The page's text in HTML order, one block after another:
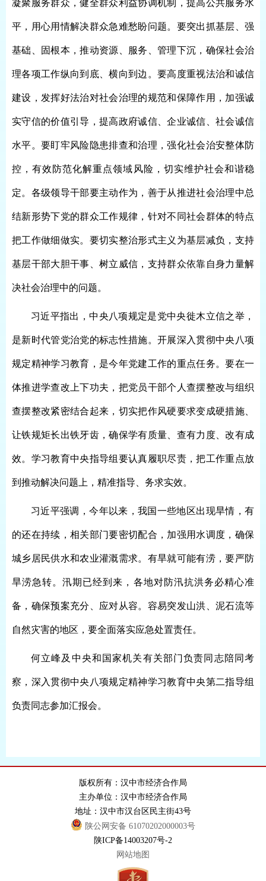
凝聚服务群众，健全群众利益协调机制，提高公共服务水
平，用心用情解决群众急难愁盼问题。要突出抓基层、强
基础、固根本，推动资源、服务、管理下沉，确保社会治
理各项工作纵向到底、横向到边。要高度重视法治和诚信
建设，发挥好法治对社会治理的规范和保障作用，加强诚
实守信的价值引导，提高政府诚信、企业诚信、社会诚信
水平。要盯牢风险隐患排查和治理，强化社会治安整体防
控，有效防范化解重点领域风险，切实维护社会和谐稳
定。各级领导干部要主动作为，善于从推进社会治理中总
结新形势下党的群众工作规律，针对不同社会群体的特点
把工作做细做实。要切实整治形式主义为基层减负，支持
基层干部大胆干事、树立威信，支持群众依靠自身力量解
决社会治理中的问题。
习近平指出，中央八项规定是党中央徙木立信之举，
是新时代管党治党的标志性措施。开展深入贯彻中央八项
规定精神学习教育，是今年党建工作的重点任务。要在一
体推进学查改上下功夫，把党员干部个人查摆整改与组织
查摆整改紧密结合起来，切实把作风硬要求变成硬措施、
让铁规矩长出铁牙齿，确保学有质量、查有力度、改有成
效。学习教育中央指导组要认真履职尽责，把工作重点放
到推动解决问题上，精准指导、务求实效。
习近平强调，今年以来，我国一些地区出现旱情，有
的还在持续，相关部门要密切配合，加强用水调度，确保
城乡居民供水和农业灌溉需求。有旱就可能有涝，要严防
旱涝急转。汛期已经到来，各地对防汛抗洪务必精心准
备，确保预案充分、应对从容。容易突发山洪、泥石流等
自然灾害的地区，要全面落实应急处置责任。
何立峰及中央和国家机关有关部门负责同志陪同考
察，深入贯彻中央八项规定精神学习教育中央第二指导组
负责同志参加汇报会。
版权所有：汉中市经济合作局
主办单位：汉中市经济合作局
地址：汉中市汉台区民主街43号
陕公网安备 61070202000003号
陕ICP备14003207号-2
网站地图